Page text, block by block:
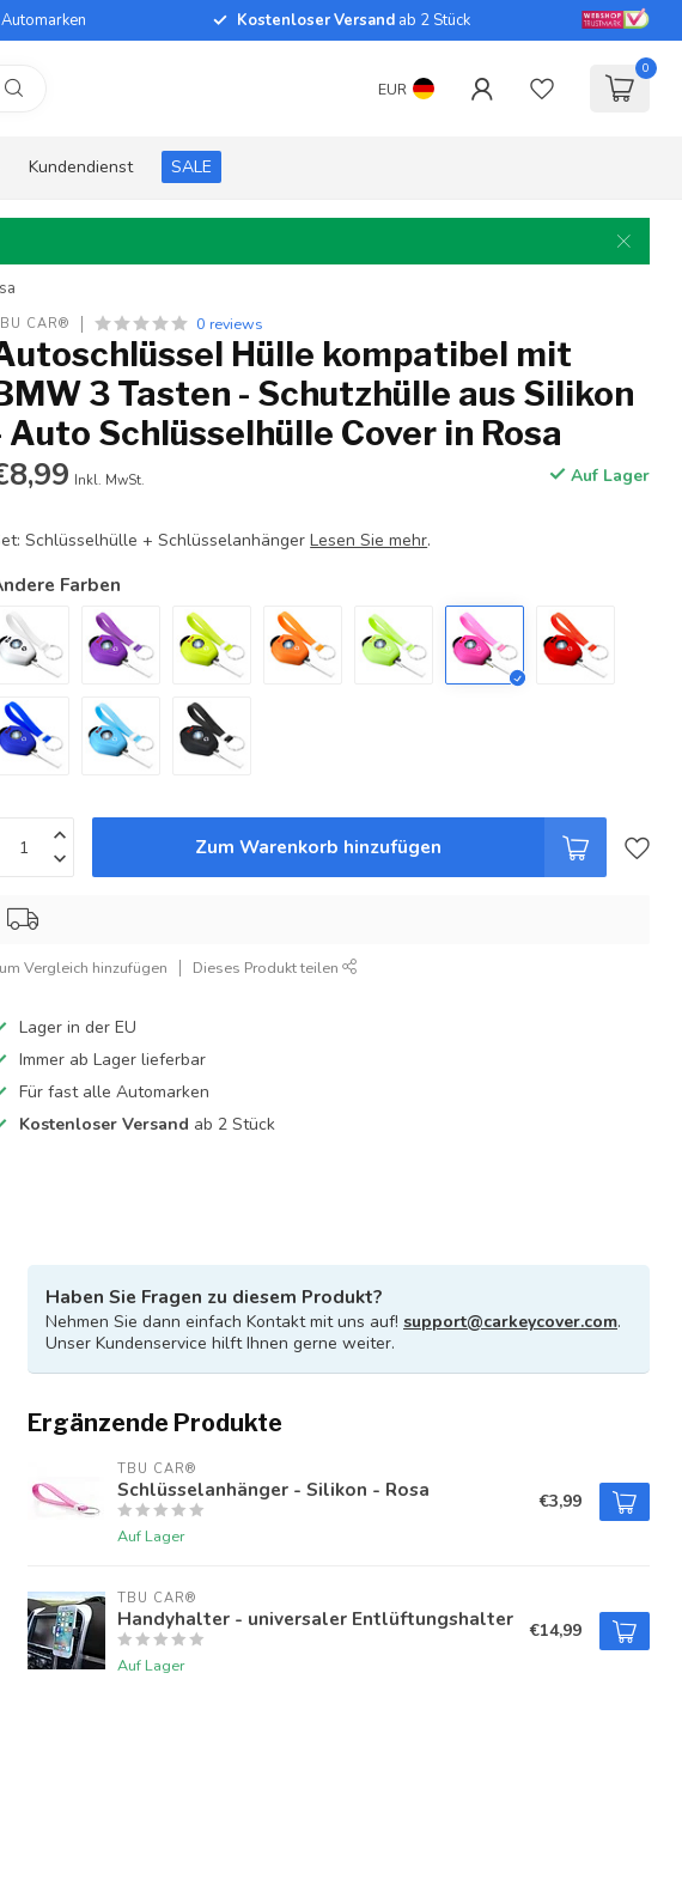
Kostenloser Versand ab 2 Stück
EUR
0
Kundendienst SALE
CAR® 0 reviews
Hülle kompatibel mit
3 Tasten - Schutzhülle aus Silikon
Auto Schlüsselhülle Cover in Rosa
Inkl. MwSt. Auf Lager
Schlüsselhülle + SchlüsselanhängerLesen Sie mehr.
Farben
Zum Warenkorb hinzufügen
Vergleich hinzufügen Dieses Produkt teilen
Lager in der EU
Immer ab Lager lieferbar
Für fast alle Automarken
Kostenloser Versand ab 2 Stück
Haben Sie Fragen zu diesem Produkt?
Nehmen Sie dann einfach Kontakt mit uns auf! support@carkeycover.com.
Unser Kundenservice hilft Ihnen gerne weiter.
Ergänzende Produkte
TBU CAR®
Schlüsselanhänger - Silikon - Rosa
Auf Lager
€3,99
TBU CAR®
Handyhalter - universaler Entlüftungshalter
Auf Lager
€14,99